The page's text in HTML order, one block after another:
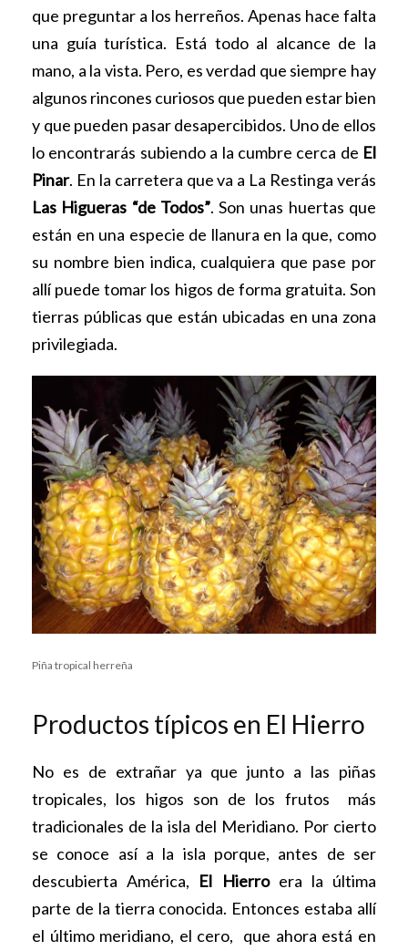
que preguntar a los herreños. Apenas hace falta
una guía turística. Está todo al alcance de la
mano, a la vista. Pero, es verdad que siempre hay
algunos rincones curiosos que pueden estar bien
y que pueden pasar desapercibidos. Uno de ellos
lo encontrarás subiendo a la cumbre cerca de El
Pinar. En la carretera que va a La Restinga verás
Las Higueras “de Todos”. Son unas huertas que
están en una especie de llanura en la que, como
su nombre bien indica, cualquiera que pase por
allí puede tomar los higos de forma gratuita. Son
tierras públicas que están ubicadas en una zona
privilegiada.
Piña tropical herreña
Productos típicos en El Hierro
No es de extrañar ya que junto a las piñas
tropicales, los higos son de los frutos más
tradicionales de la isla del Meridiano. Por cierto
se conoce así a la isla porque, antes de ser
descubierta América, El Hierroera la última
parte de la tierra conocida. Entonces estaba allí
el último meridiano, el cero, que ahora está en